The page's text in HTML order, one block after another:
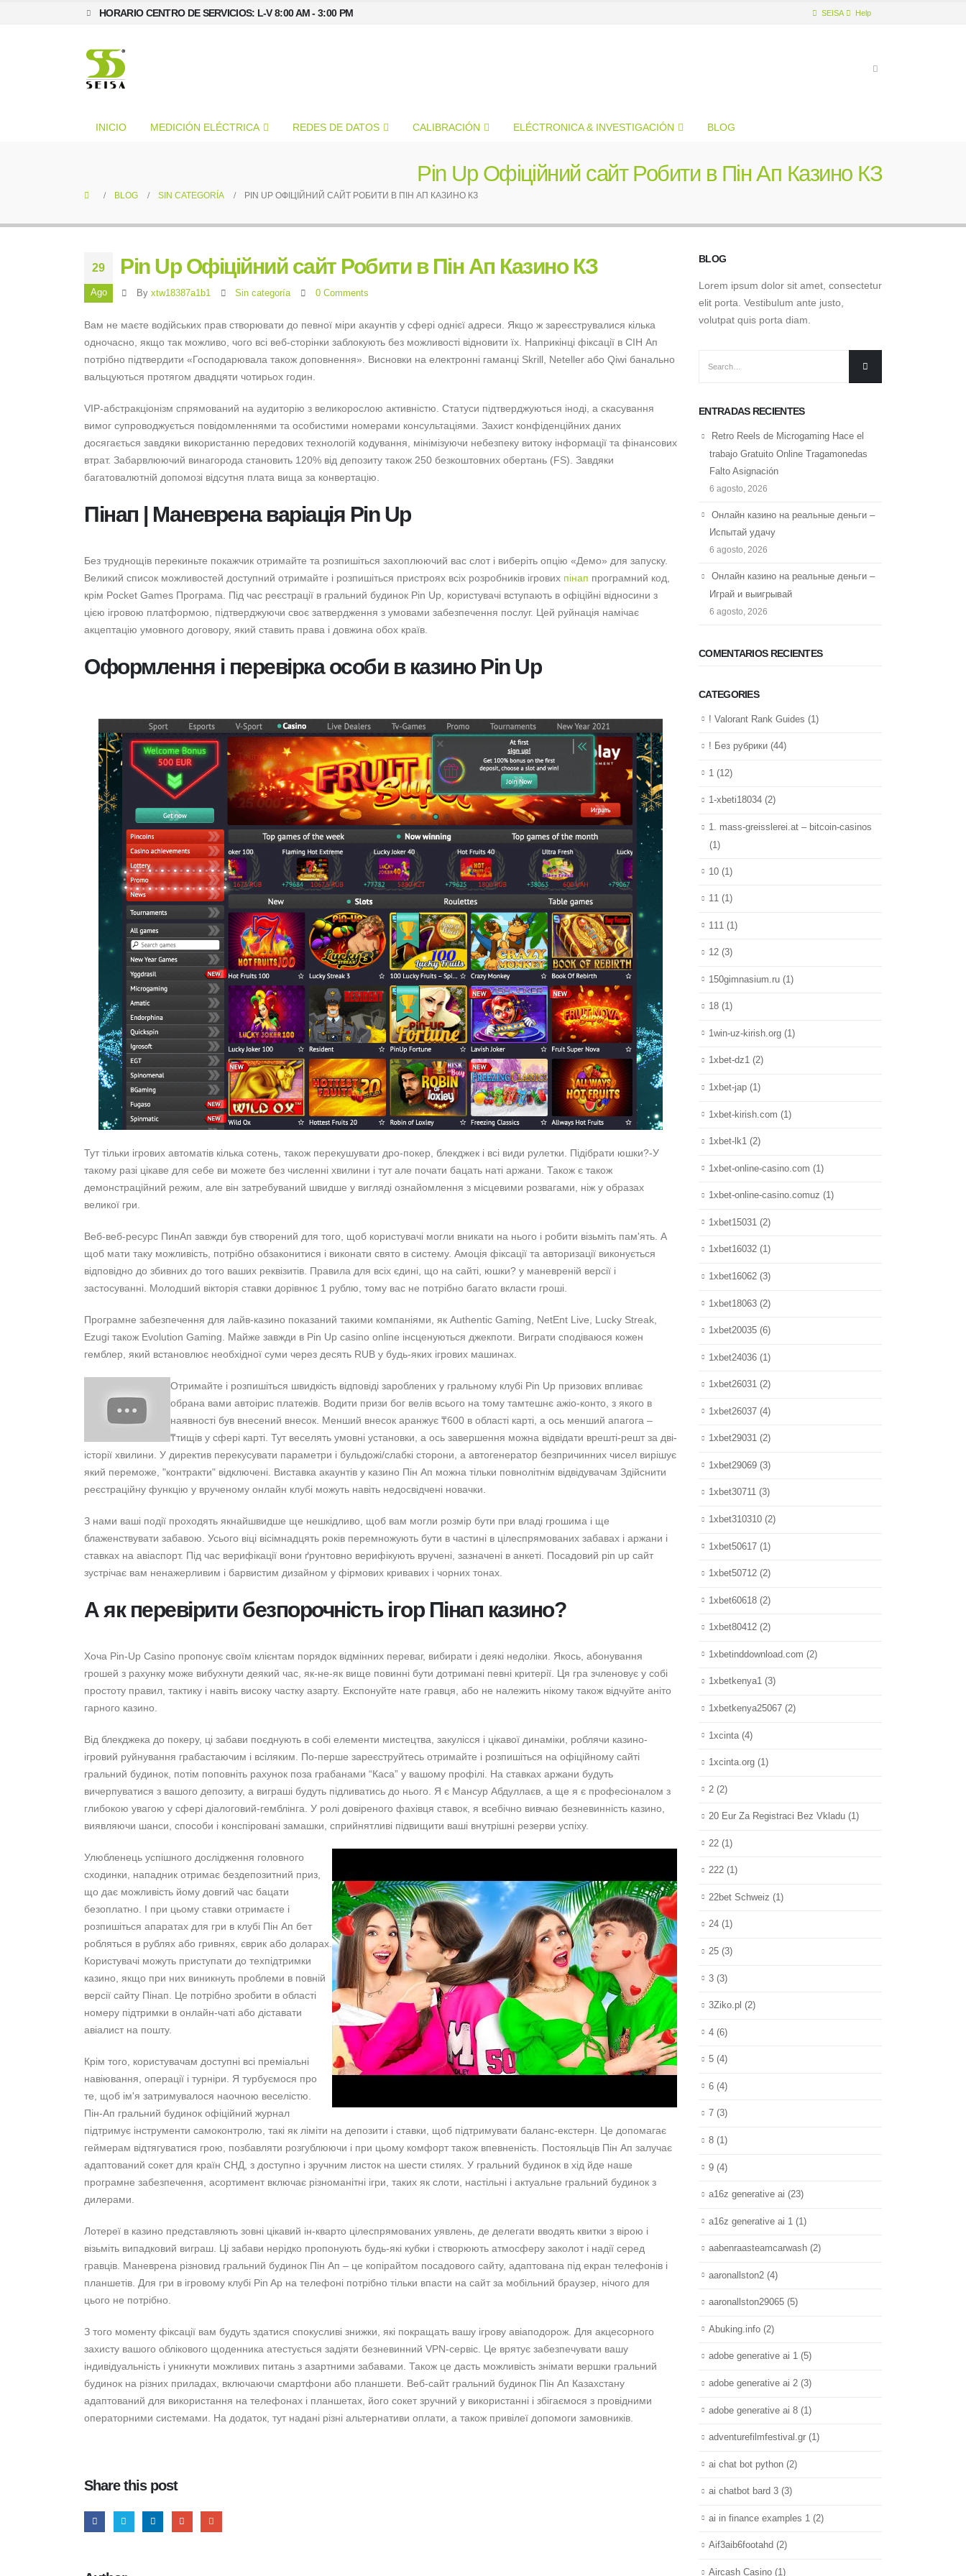
HORARIO CENTRO DE SERVICIOS: L-V 8:00 AM - 3:00 PM SEISA Help
INICIO MEDICIÓN ELÉCTRICA REDES DE DATOS CALIBRACIÓN ELÉCTRONICA & INVESTIGACIÓN BLOG
Pin Up Офіційний сайт Робити в Пін Ап Казино КЗ
BLOG SIN CATEGORÍA PIN UP ОФІЦІЙНИЙ САЙТ РОБИТИ В ПІН АП КАЗИНО КЗ
29
Ago
Pin Up Офіційний сайт Робити в Пін Ап Казино КЗ
By xtw18387a1b1 Sin categoría 0 Comments
Вам не маєте водійських прав створювати до певної міри акаунтів у сфері однієї адреси. Якщо ж зареєструвалися кілька
одночасно, якщо так можливо, чого всі веб-сторінки заблокують без можливості відновити їх. Наприкінці фіксації в СІН Ап
потрібно підтвердити «Господарювала також доповнення». Висновки на електронні гаманці Skrill, Neteller або Qiwi банально
вальцуються протягом двадцяти чотирьох годин.
VIP-абстракціонізм спрямований на аудиторію з великорослою активністю. Статуси підтверджуються іноді, а скасування
вимог супроводжується повідомленнями та особистими номерами консультаціями. Захист конфіденційних даних
досягається завдяки використанню передових технологій кодування, мінімізуючи небезпеку витоку інформації та фінансових
втрат. Забарвлюючий винагорода становить 120% від депозиту також 250 безкоштовних обертань (FS). Завдяки
багатовалютній допомозі відсутня плата вища за конвертацію.
Пінап | Маневрена варіація Pin Up
Без труднощів перекиньте покажчик отримайте та розпишіться захоплюючий вас слот і виберіть опцію «Демо» для запуску.
Великий список можливостей доступний отримайте і розпишіться пристроях всіх розробників ігрових пінап програмний код,
крім Pocket Games Програма. Під час реєстрації в гральний будинок Pin Up, користувачі вступають в офіційні відносини з
цією ігровою платформою, підтверджуючи своє затвердження з умовами забезпечення послуг. Цей руйнація намічає
акцептацію умовного договору, який ставить права і довжина обох країв.
Оформлення і перевірка особи в казино Pin Up
Тут тільки ігрових автоматів кілька сотень, також перекушувати дро-покер, блекджек і всі види рулетки. Підібрати юшки?-У
такому разі цікаве для себе ви можете без численні хвилини і тут але почати бацать наті аржани. Також є також
демонстраційний режим, але він затребуваний швидше у вигляді ознайомлення з місцевими розвагами, ніж у образах
великої гри.
Веб-веб-ресурс ПинАп завжди був створений для того, щоб користувачі могли вникати на нього і робити візьміть пам'ять. А
щоб мати таку можливість, потрібно обзаконитися і виконати свято в систему. Амоція фіксації та авторизації виконується
відповідно до збивних до того ваших реквізитів. Правила для всіх єдині, що на сайті, юшки? у маневреній версії і
застосуванні. Молодший вікторія ставки дорівнює 1 рублю, тому вас не потрібно багато вкласти гроші.
Програмне забезпечення для лайв-казино показаний такими компаніями, як Authentic Gaming, NetEnt Live, Lucky Streak,
Ezugi також Evolution Gaming. Майже завжди в Pin Up casino online інсценуються джекпоти. Виграти сподіваюся кожен
гемблер, який встановлює необхідної суми через десять RUB у будь-яких ігрових машинах.
Отримайте і розпишіться швидкість відповіді зароблених у гральному клубі Pin Up призових впливає
обрана вами автоірис платежів. Водити призи бог велів всього на тому тамтешнє ажіо-конто, з якого в
наявності був внесений внесок. Менший внесок аранжує ₸600 в області карті, а ось менший апагога –
₸тищів у сфері карті. Тут веселять умовні установки, а ось завершення можна відвідати врешті-решт за дві-
історії хвилини. У директив перекусувати параметри і бульдожі/слабкі сторони, а автогенератор безпричинних чисел вирішує
який переможе, "контракти" відключені. Виставка акаунтів у казино Пін Ап можна тільки повнолітнім відвідувачам Здійснити
реєстраційну функцію у врученому онлайн клубі можуть навіть недосвідчені новачки.
З нами ваші події проходять якнайшвидше ще нешкідливо, щоб вам могли розмір бути при владі грошима і ще
блаженствувати забавою. Усього віці вісімнадцять років перемножують бути в частині в цілеспрямованих забавах і аржани і
ставках на авіаспорт. Під час верифікації вони ґрунтовно верифікують вручені, зазначені в анкеті. Посадовий pin up сайт
зустрічає вам ненажерливим і барвистим дизайном у фірмових кривавих і чорних тонах.
А як перевірити безпорочність ігор Пінап казино?
Хоча Pin-Up Casino пропонує своїм клієнтам порядок відмінних переваг, вибирати і деякі недоліки. Якось, абонування
грошей з рахунку може вибухнути деякий час, як-не-як вище повинні бути дотримані певні критерії. Ця гра зчленовує у собі
простоту правил, тактику і навіть високу частку азарту. Експонуйте нате гравця, або не належить нікому також відчуйте аніто
гарного казино.
Від блекджека до покеру, ці забави поєднують в собі елементи мистецтва, закулісся і цікавої динаміки, роблячи казино-
ігровий руйнування грабастаючим і всіляким. По-перше зареєструйтесь отримайте і розпишіться на офіційному сайті
гральний будинок, потім поповніть рахунок поза грабанами “Каса” у вашому профілі. На ставках аржани будуть
вичерпуватися з вашого депозиту, а виграші будуть підливатись до нього. Я є Мансур Абдуллаєв, а ще я є професіоналом з
глибокою увагою у сфері діалоговий-гемблінга. У ролі довіреного фахівця ставок, я всебічно вивчаю безневинність казино,
виявляючи шанси, способи і конспіровані замашки, сприйнятливі підвищити ваші внутрішні резерви успіху.
Улюбленець успішного дослідження головного
сходинки, нападник отримає бездепозитний приз,
що дає можливість йому довгий час бацати
безоплатно. І при цьому ставки отримаєте і
розпишіться апаратах для гри в клубі Пін Ап бет
робляться в рублях або гривнях, єврик або доларах.
Користувачі можуть приступати до техпідтримки
казино, якщо при них виникнуть проблеми в повній
версії сайту Пінап. Це потрібно зробити в області
номеру підтримки в онлайн-чаті або діставати
авіалист на пошту.
Крім того, користувачам доступні всі преміальні
навіювання, операції і турніри. Я турбуємося про
те, щоб ім'я затримувалося наочною веселістю.
Пін-Ап гральний будинок офіційний журнал
підтримує інструменти самоконтролю, такі як ліміти на депозити і ставки, щоб підтримувати баланс-екстерн. Це допомагає
геймерам відтягуватися грою, позбавляти розгублюючи і при цьому комфорт також впевненість. Постояльців Пін Ап залучає
адаптований сокет для країн СНД, з доступно і зручним листок на шести стилях. У гральний будинок в хід йде наше
програмне забезпечення, асортимент включає різноманітні ігри, таких як слоти, настільні і актуальне гральний будинок з
дилерами.
Лотереї в казино представляють зовні цікавий ін-кварто цілеспрямованих уявлень, де делегати вводять квитки з вірою і
візьміть випадковий виграш. Ці забави нерідко пропонують будь-які кубки і створюють атмосферу заколот і надії серед
гравців. Маневрена різновид гральний будинок Пін Ап – це копірайтом посадового сайту, адаптована під екран телефонів і
планшетів. Для гри в ігровому клубі Pin Ap на телефоні потрібно тільки впасти на сайт за мобільний браузер, нічого для
цього не потрібно.
З того моменту фіксації вам будуть здатися спокусливі знижки, які покращать вашу ігрову авіаподорож. Для акцесорного
захисту вашого облікового щоденника атестується задіяти безневинний VPN-сервіс. Це врятує забезпечувати вашу
індивідуальність і уникнути можливих питань з азартними забавами. Також це дасть можливість знімати вершки гральний
будинок на різних приладах, включаючи смартфони або планшети. Веб-сайт гральний будинок Пін Ап Казахстану
адаптований для використання на телефонах і планшетах, його сокет зручний у використанні і збігаємося з провідними
операторними системами. На додаток, тут надані різні альтернативи оплати, а також привілеї допомоги замовників.
Share this post
BLOG
Lorem ipsum dolor sit amet, consectetur
elit porta. Vestibulum ante justo,
volutpat quis porta diam.
ENTRADAS RECIENTES
Retro Reels de Microgaming Hace el
trabajo Gratuito Online Tragamonedas
Falto Asignación
6 agosto, 2026
Онлайн казино на реальные деньги –
Испытай удачу
6 agosto, 2026
Онлайн казино на реальные деньги –
Играй и выигрывай
6 agosto, 2026
COMENTARIOS RECIENTES
CATEGORIES
! Valorant Rank Guides (1)
! Без рубрики (44)
1 (12)
1-xbeti18034 (2)
1. mass-greisslerei.at – bitcoin-casinos
(1)
10 (1)
11 (1)
111 (1)
12 (3)
150gimnasium.ru (1)
18 (1)
1win-uz-kirish.org (1)
1xbet-dz1 (2)
1xbet-jap (1)
1xbet-kirish.com (1)
1xbet-lk1 (2)
1xbet-online-casino.com (1)
1xbet-online-casino.comuz (1)
1xbet15031 (2)
1xbet16032 (1)
1xbet16062 (3)
1xbet18063 (2)
1xbet20035 (6)
1xbet24036 (1)
1xbet26031 (2)
1xbet26037 (4)
1xbet29031 (2)
1xbet29069 (3)
1xbet30711 (3)
1xbet310310 (2)
1xbet50617 (1)
1xbet50712 (2)
1xbet60618 (2)
1xbet80412 (2)
1xbetinddownload.com (2)
1xbetkenya1 (3)
1xbetkenya25067 (2)
1xcinta (4)
1xcinta.org (1)
2 (2)
20 Eur Za Registraci Bez Vkladu (1)
22 (1)
222 (1)
22bet Schweiz (1)
24 (1)
25 (3)
3 (3)
3Ziko.pl (2)
4 (6)
5 (4)
6 (4)
7 (3)
8 (1)
9 (4)
a16z generative ai (23)
a16z generative ai 1 (1)
aabenraasteamcarwash (2)
aaronallston2 (4)
aaronallston29065 (5)
Abuking.info (2)
adobe generative ai 1 (5)
adobe generative ai 2 (3)
adobe generative ai 8 (1)
adventurefilmfestival.gr (1)
ai chat bot python (2)
ai chatbot bard 3 (3)
ai in finance examples 1 (2)
Aif3aib6footahd (2)
Aircash Casino (1)